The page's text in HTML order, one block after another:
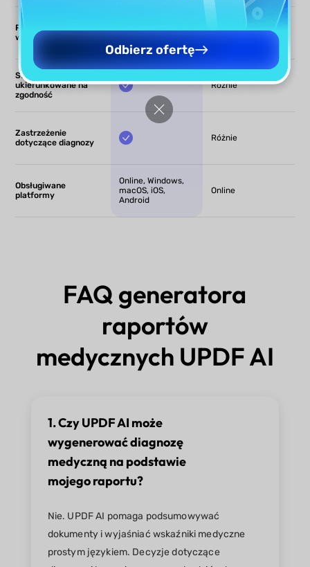
Przegląd osi czasu z
wielu dokumentów
Ograniczony
Sformułowania
ukierunkowane na
zgodność
Różnie
Zastrzeżenie
dotyczące diagnozy
Różnie
Obsługiwane
platformy
Online, Windows,
macOS, iOS,
Android
Online
FAQ generatora
raportów
medycznych UPDF AI
1. Czy UPDF AI może
wygenerować diagnozę
medyczną na podstawie
mojego raportu?
Nie. UPDF AI pomaga podsumowywać
dokumenty i wyjaśniać wskaźniki medyczne
prostym językiem. Decyzje dotyczące
Odbierz ofertę